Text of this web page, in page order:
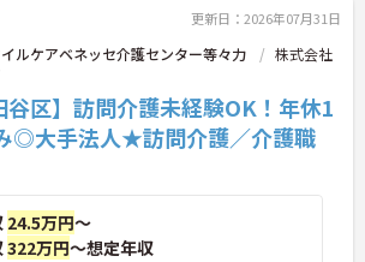
当など、ベネッセグループなら
厚生が非常に充実しています。
の取得実績や復帰支援はもちろ
暇や、ご家族の介護休暇・短縮
されています。ライフステージ
を活用しながら長く働き続けら
しい職場です。
更新日：2026年07月31日
ルケアベネッセ介護センター等々力
株式会社
谷区】訪問介護未経験OK！年休1
◎大手法人★訪問介護／介護職
24.5万円～
322万円～想定年収